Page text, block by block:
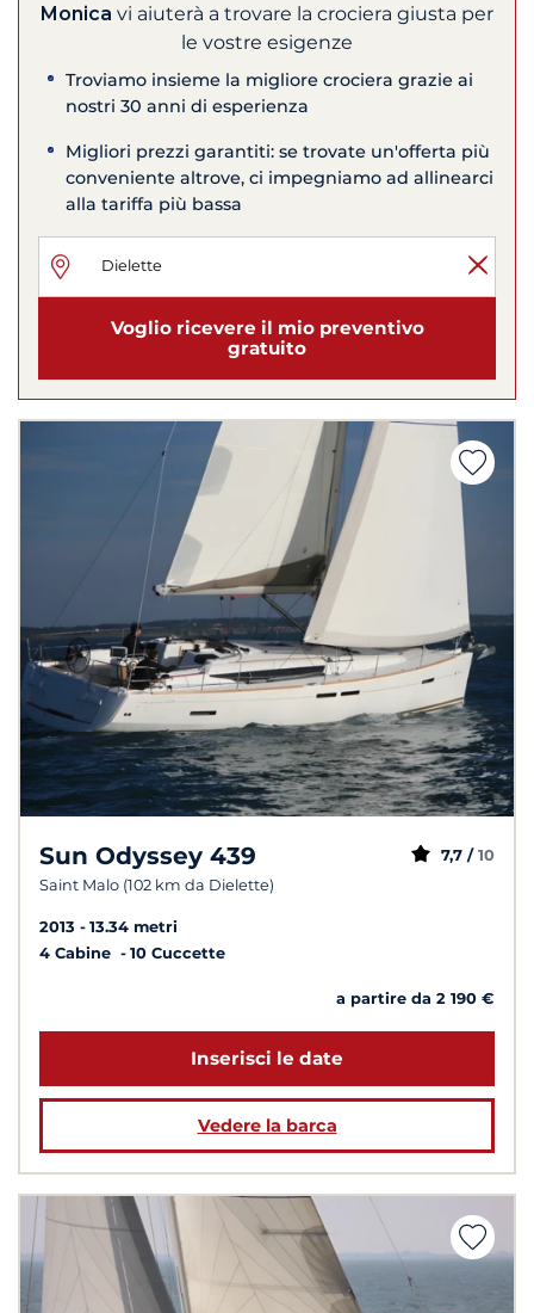
Monica vi aiuterà a trovare la crociera giusta per
le vostre esigenze
Troviamo insieme la migliore crociera grazie ai
nostri 30 anni di esperienza
Migliori prezzi garantiti: se trovate un'offerta più
conveniente altrove, ci impegniamo ad allinearci
alla tariffa più bassa
Voglio ricevere il mio preventivo
gratuito
Sun Odyssey 439
Saint Malo (102 km da Dielette)
7,7 / 10
2013
13.34 metri
4 Cabine
10 Cuccette
a partire da 2 190 €
Inserisci le date
Vedere la barca